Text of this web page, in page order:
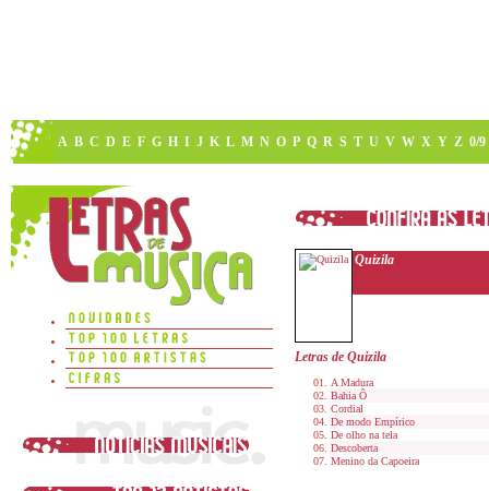
A B C D E F G H I J K L M N O P Q R S T U V W X Y Z 0/9
Quizila
Letras de Quizila
A Madura
Bahia Ô
Cordial
De modo Empírico
De olho na tela
Descoberta
Menino da Capoeira